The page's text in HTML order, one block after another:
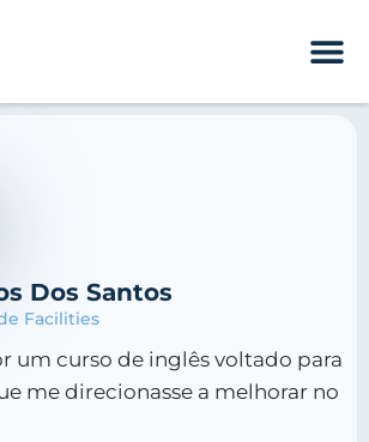
Dos Santos
Facilities
um curso de inglês voltado para
me direcionasse a melhorar no